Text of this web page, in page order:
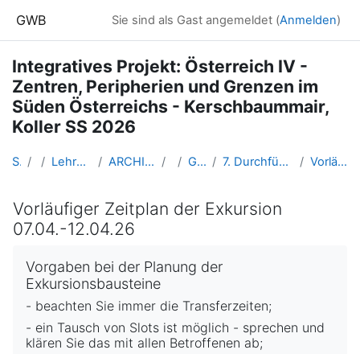
GWB Sie sind als Gast angemeldet (Anmelden)
Integratives Projekt: Österreich IV -
Zentren, Peripherien und Grenzen im
Süden Österreichs - Kerschbaummair,
Koller SS 2026
Startseite Kurse Lehramtsausbildung GW im Cluster Österreich Mitte ARCHIV - Lehrveranstaltungen am Standort Linz - seit 2016 SS 2026
GW_IP_Oesterreich_2026ss 7. Durchführung des Exkursionsbausteins und der Forschung während der Exkursion Vorläufiger Zeitplan der Exkursion 07.04.-12.04.26
Vorläufiger Zeitplan der Exkursion
07.04.-12.04.26
Vorgaben bei der Planung der
Exkursionsbausteine
- beachten Sie immer die Transferzeiten;
- ein Tausch von Slots ist möglich - sprechen und
klären Sie das mit allen Betroffenen ab;